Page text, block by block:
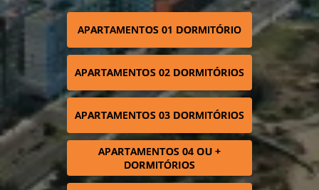
APARTAMENTOS 01 DORMITÓRIO
APARTAMENTOS 02 DORMITÓRIOS
APARTAMENTOS 03 DORMITÓRIOS
APARTAMENTOS 04 OU +
DORMITÓRIOS